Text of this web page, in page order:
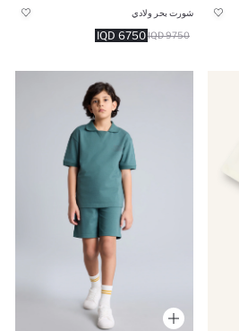
شورت بحر ولادي
6750 IQD 9750 IQD